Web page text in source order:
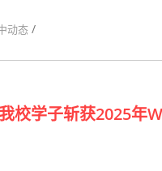
动态 /
学子斩获2025年